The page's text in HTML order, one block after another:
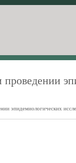
эпидемиологических